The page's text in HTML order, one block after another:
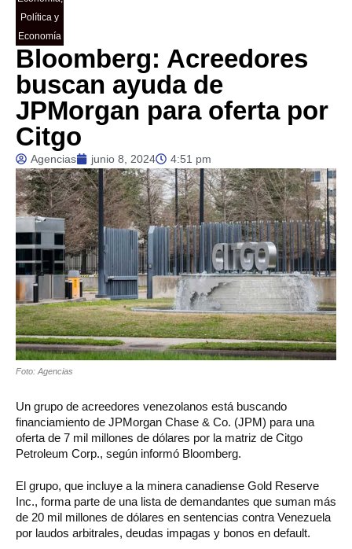
Política y
Economía
Bloomberg: Acreedores
buscan ayuda de
JPMorgan para oferta por
Citgo
Agencias junio 8, 2024 4:51 pm
Foto: Agencias
Un grupo de acreedores venezolanos está buscando
financiamiento de JPMorgan Chase & Co. (JPM) para una
oferta de 7 mil millones de dólares por la matriz de Citgo
Petroleum Corp., según informó Bloomberg.
El grupo, que incluye a la minera canadiense Gold Reserve
Inc., forma parte de una lista de demandantes que suman más
de 20 mil millones de dólares en sentencias contra Venezuela
por laudos arbitrales, deudas impagas y bonos en default.